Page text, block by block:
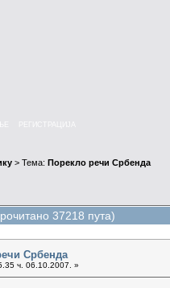
> Тема: Порекло речи Србенда
37218 пута)
Србенда
ч. 06.10.2007. »